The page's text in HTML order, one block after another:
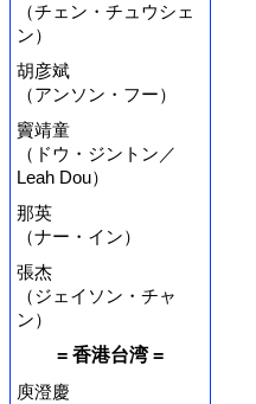
（チェン・チュウシェ
ン）
胡彦斌
（アンソン・フー）
竇靖童
（ドウ・ジントン／
Leah Dou）
那英
（ナー・イン）
張杰
（ジェイソン・チャ
ン）
= 香港台湾 =
庾澄慶